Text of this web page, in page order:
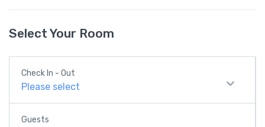
Select Your Room
Check In - Out
Please select
Guests